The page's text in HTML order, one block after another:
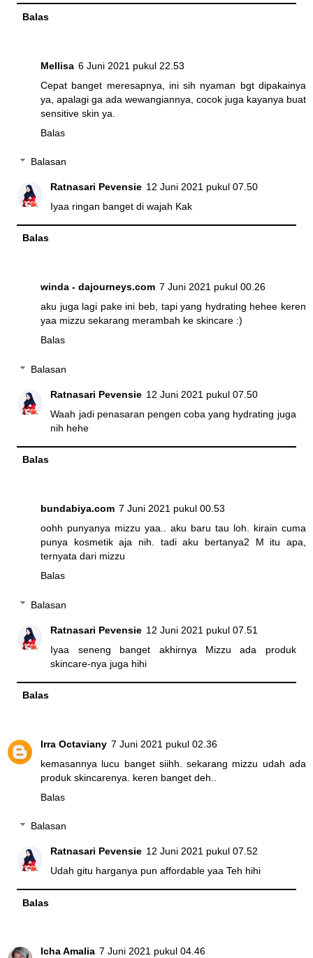
Balas
Mellisa 6 Juni 2021 pukul 22.53
Cepat banget meresapnya, ini sih nyaman bgt dipakainya
ya, apalagi ga ada wewangiannya, cocok juga kayanya buat
sensitive skin ya.
Balas
Balasan
Ratnasari Pevensie 12 Juni 2021 pukul 07.50
Iyaa ringan banget di wajah Kak
Balas
winda - dajourneys.com 7 Juni 2021 pukul 00.26
aku juga lagi pake ini beb, tapi yang hydrating hehee keren
yaa mizzu sekarang merambah ke skincare :)
Balas
Balasan
Ratnasari Pevensie 12 Juni 2021 pukul 07.50
Waah jadi penasaran pengen coba yang hydrating juga
nih hehe
Balas
bundabiya.com 7 Juni 2021 pukul 00.53
oohh punyanya mizzu yaa.. aku baru tau loh. kirain cuma
punya kosmetik aja nih. tadi aku bertanya2 M itu apa,
ternyata dari mizzu
Balas
Balasan
Ratnasari Pevensie 12 Juni 2021 pukul 07.51
Iyaa seneng banget akhirnya Mizzu ada produk
skincare-nya juga hihi
Balas
Irra Octaviany 7 Juni 2021 pukul 02.36
kemasannya lucu banget siihh. sekarang mizzu udah ada
produk skincarenya. keren banget deh..
Balas
Balasan
Ratnasari Pevensie 12 Juni 2021 pukul 07.52
Udah gitu harganya pun affordable yaa Teh hihi
Balas
Icha Amalia 7 Juni 2021 pukul 04.46